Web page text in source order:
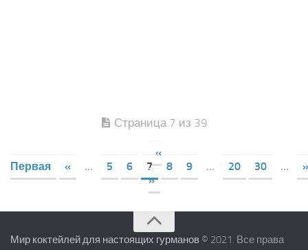
Страница 7 из 39
«
Первая
« ... 5 6 7 8 9 ... 20 30 ...
»
»
Мир коктейлей для настоящих гурманов © 2021. Все права